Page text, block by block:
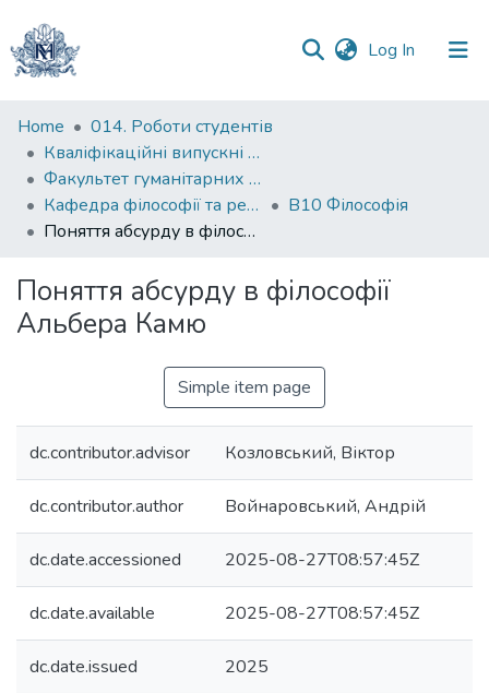
Log In (current)
Communities
&
Collections
All of DSpace
Statistics
Home
014. Роботи студентів
Кваліфікаційні випускні роботи здобувачів вищої освіти бакалаврських програм
Факультет гуманітарних наук
Кафедра філософії та релігієзнавства
В10 Філософія
Поняття абсурду в філософії Альбера Камю
Поняття абсурду в філософії
Альбера Камю
Simple item page
dc.contributor.advisor Козловський, Віктор
dc.contributor.author Войнаровський, Андрій
dc.date.accessioned 2025-08-27T08:57:45Z
dc.date.available 2025-08-27T08:57:45Z
dc.date.issued 2025